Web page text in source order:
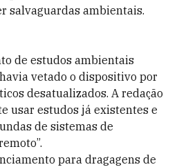
salvaguardas ambientais.
de estudos ambientais
vetado o dispositivo por
desatualizados. A redação
usar estudos já existentes e
de sistemas de
para dragagens de